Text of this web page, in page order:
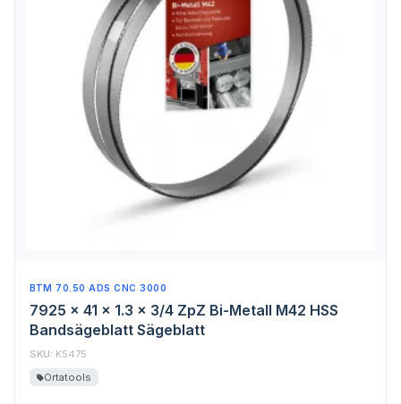
BTM 70.50 ADS CNC 3000
7925 x 41 x 1.3 x 3/4 ZpZ Bi-Metall M42 HSS
Bandsägeblatt Sägeblatt
SKU: K5475
Ortatools